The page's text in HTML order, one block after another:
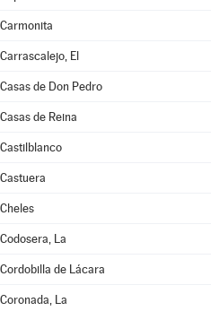
Carmonita
Carrascalejo, El
Casas de Don Pedro
Casas de Reina
Castilblanco
Castuera
Cheles
Codosera, La
Cordobilla de Lácara
Coronada, La